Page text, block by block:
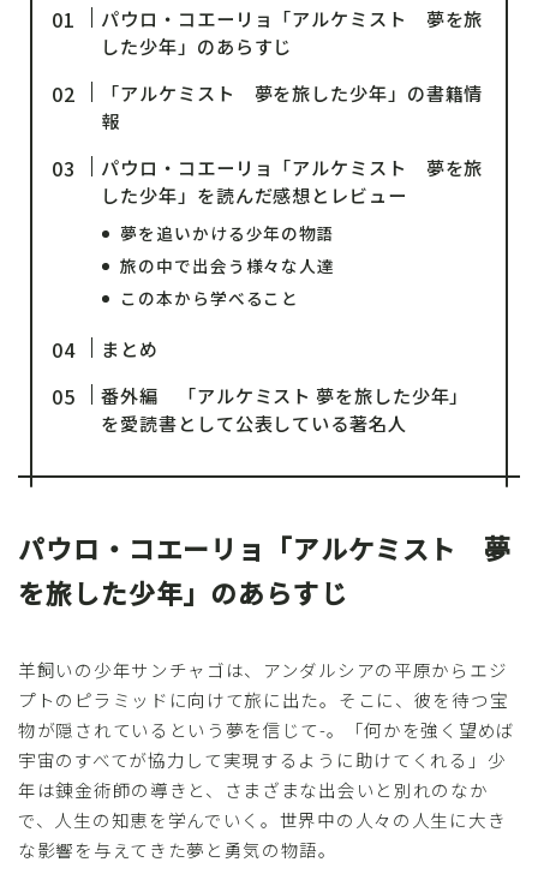
パウロ・コエーリョ「アルケミスト 夢を旅
した少年」のあらすじ
「アルケミスト 夢を旅した少年」の書籍情
報
パウロ・コエーリョ「アルケミスト 夢を旅
した少年」を読んだ感想とレビュー
夢を追いかける少年の物語
旅の中で出会う様々な人達
この本から学べること
まとめ
番外編 「アルケミスト 夢を旅した少年」
を愛読書として公表している著名人
パウロ・コエーリョ「アルケミスト 夢
を旅した少年」のあらすじ
羊飼いの少年サンチャゴは、アンダルシアの平原からエジ
プトのピラミッドに向けて旅に出た。そこに、彼を待つ宝
物が隠されているという夢を信じて-。「何かを強く望めば
宇宙のすべてが協力して実現するように助けてくれる」少
年は錬金術師の導きと、さまざまな出会いと別れのなか
で、人生の知恵を学んでいく。世界中の人々の人生に大き
な影響を与えてきた夢と勇気の物語。